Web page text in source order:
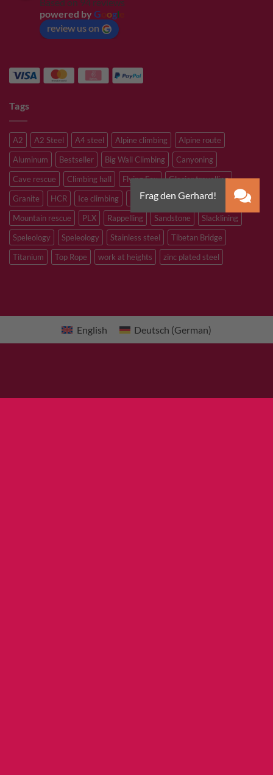
powered by G ogl
review us on
Tags
A2 A2 Steel A4 steel Alpine climbing
Alpine route
Aluminum
Bestseller Big Wall Climbing
Canyoning
Cave rescue
Climbing hall Flying Fox
Glacier travelling
Granite
HCR Ice climbing Inox M8 M10
M12
Mountain rescue
PLX Rappelling Sandstone
Slacklining
Speleology
Speleology Stainless steel
Tibetan Bridge
Titanium
Top Rope work at heights zinc plated steel
English Deutsch (German)